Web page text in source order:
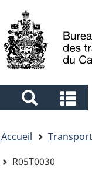
Sélection
de
la
langue
Search
and
menus
and
êtes
ici
Accueil
R05T0030